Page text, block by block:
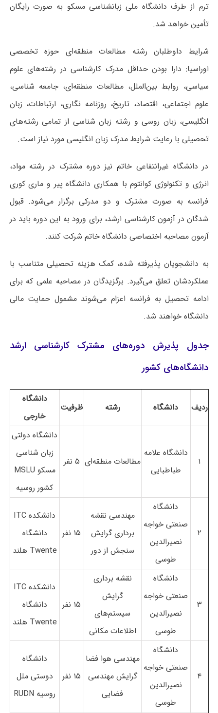
ترم از طرف دانشگاه ملی زبانشناسی مسکو به صورت رایگان
تأمین خواهد شد.
شرایط داوطلبان رشته مطالعات منطقه‌ای حوزه تخصصی
اوراسیا: دارا بودن حداقل مدرک کارشناسی در رشته‌های علوم
سیاسی، روابط بین‌الملل، مطالعات منطقه‌ای، جامعه شناسی،
علوم اجتماعی، اقتصاد، تاریخ، روزنامه نگاری، ارتباطات، زبان
انگلیسی، زبان روسی و رشته زبان شناسی از تمامی رشته‌های
تحصیلی با رعایت شرایط مدرک زبان انگلیسی مورد نیاز است.
در دانشگاه غیرانتفاعی خاتم نیز دوره مشترک در رشته مواد،
انرژی و تکنولوژی کوانتوم با همکاری دانشگاه پیر و ماری کوری
فرانسه به صورت مشترک و دو مدرکی برگزار می‌شود. قبول
شدگان در آزمون کارشناسی ارشد، برای ورود به این دوره باید در
آزمون مصاحبه اختصاصی دانشگاه خاتم شرکت کنند.
به دانشجویان پذیرفته شده، کمک هزینه تحصیلی متناسب با
عملکردشان تعلق می‌گیرد. برگزیدگان در مصاحبه علمی که برای
ادامه تحصیل به فرانسه اعزام می‌شوند مشمول حمایت مالی
دانشگاه خواهند شد.
جدول پذیرش دوره‌های مشترک کارشناسی ارشد
دانشگاه‌های کشور
ردیف دانشگاه رشته ظرفیت
دانشگاه
خارجی
۱
دانشگاه علامه
طباطبایی
مطالعات منطقه‌ای ۵ نفر
دانشگاه دولتی
زبان شناسی
مسکو MSLU
کشور روسیه
۲
دانشگاه
صنعتی خواجه
نصیرالدین
طوسی
مهندسی نقشه
برداری گرایش
سنجش از دور
۱۵ نفر
دانشکده ITC
دانشگاه
Twente هلند
۳
دانشگاه
صنعتی خواجه
نصیرالدین
طوسی
نقشه برداری
گرایش
سیستم‌های
اطلاعات مکانی
۱۵ نفر
دانشکده ITC
دانشگاه
Twente هلند
۴
دانشگاه
صنعتی خواجه
نصیرالدین
طوسی
مهندسی هوا فضا
گرایش مهندسی
فضایی
۱۵ نفر
دانشگاه
دوستی ملل
روسیه RUDN